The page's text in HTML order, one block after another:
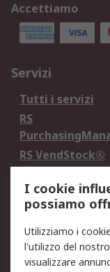
Accettiamo
Servizi
Tutti i servizi
RS
RS VendStock®
Legale
Informativa
I cookie
possiamo
Utilizziamo i
l'utilizzo del
visualizzare